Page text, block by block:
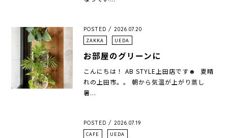
POSTED / 2026.07.20
ZAKKA UEDA
お部屋のグリーンに
こんにちは！ AB STYLE上田店です☻ ⁡ 夏晴
れの上田市。。 朝から気温が上がり蒸し
暑...
POSTED / 2026.07.19
CAFE UEDA